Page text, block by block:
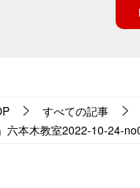
すべての記事
六本木教室2022-10-24-